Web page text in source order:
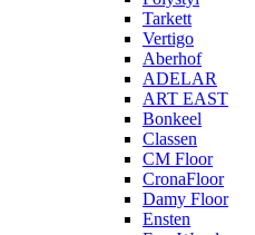
Tarkett
Vertigo
Aberhof
ADELAR
ART EAST
Bonkeel
Classen
CM Floor
CronaFloor
Damy Floor
Ensten